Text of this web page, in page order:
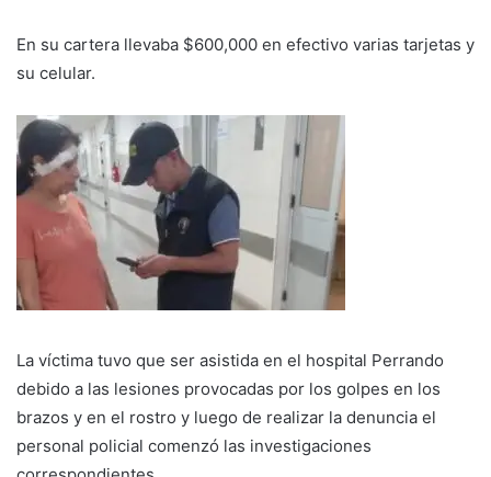
En su cartera llevaba $600,000 en efectivo varias tarjetas y
su celular.
La víctima tuvo que ser asistida en el hospital Perrando
debido a las lesiones provocadas por los golpes en los
brazos y en el rostro y luego de realizar la denuncia el
personal policial comenzó las investigaciones